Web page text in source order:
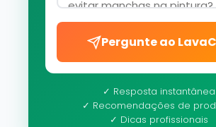
Pergunte ao
✓ Resposta instantânea
✓ Recomendações de
✓ Dicas profissionais